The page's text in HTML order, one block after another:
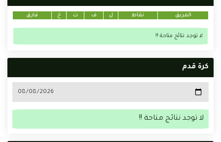
الفريق نقاط ل ف ت خ فارق
لا توجد نتائج متاحة !!
كرة قدم
لا توجد نتائج متاحة !!